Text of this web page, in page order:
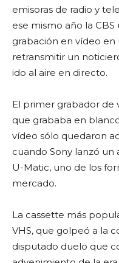
emisoras de radio y
ese mismo año la
grabación en vídeo en
retransmitir un
ido al aire en directo.
El primer grabador de
que grababa en
vídeo sólo quedaron
cuando Sony lanzó un
U-Matic, uno de los
mercado.
La cassette más
VHS, que golpeó a la
disputado duelo que